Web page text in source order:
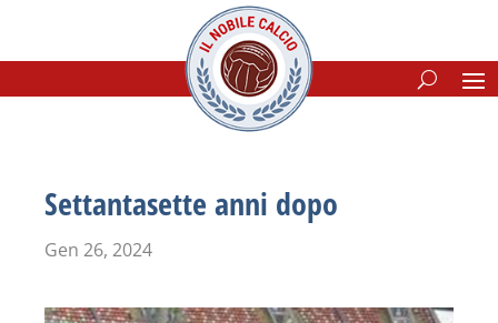
Settantasette anni dopo
Gen 26, 2024